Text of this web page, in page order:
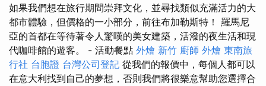
如果我們想在旅行期間崇拜文化，並尋找類似充滿活力的大
都市體驗，但價格的一小部分，前往布加勒斯特！ 羅馬尼
亞的首都在等待著令人驚嘆的美女建築，活潑的夜生活和現
代咖啡館的遊客。 - 活動餐點 外燴 新竹 廚師 外燴 東南旅
行社 台胞證 台灣公司登記 從我們的報價中，每個人都可以
在意大利找到自己的夢想，否則我們將很樂意幫助您選擇合